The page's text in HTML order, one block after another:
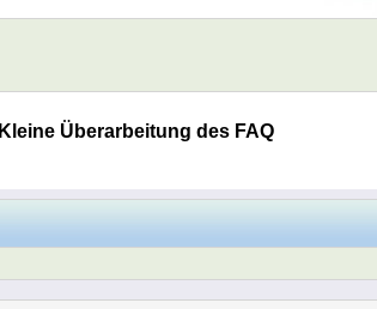
Kleine Überarbeitung des FAQ